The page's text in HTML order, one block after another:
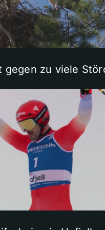
gegen zu viele